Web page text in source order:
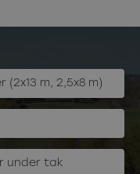
m, 2,5x8 m)
under tak